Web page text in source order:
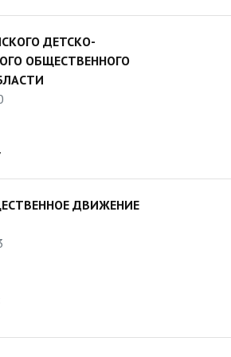
ДЕТСКО-
ОБЩЕСТВЕННОГО
ДВИЖЕНИЕ